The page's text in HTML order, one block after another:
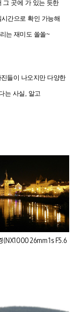
그 곳에 가 있는 듯한
간으로 확인 가능해
는 재미도 쏠쏠~
들이 나오지만 다양한
는 사실, 알고
(NX1000 26mm 1s F5.6